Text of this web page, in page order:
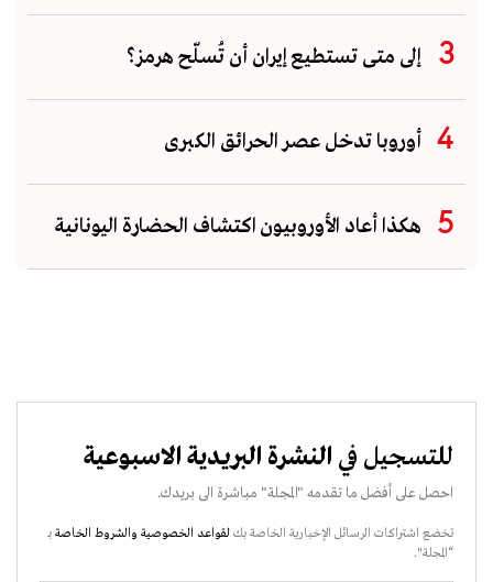
إلى متى تستطيع إيران أن تُسلّح هرمز؟
أوروبا تدخل عصر الحرائق الكبرى
هكذا أعاد الأوروبيون اكتشاف الحضارة اليونانية
للتسجيل في النشرة البريدية الاسبوعية
احصل على أفضل ما تقدمه "المجلة" مباشرة الى بريدك.
تخضع اشتراكات الرسائل الإخبارية الخاصة بك لقواعد الخصوصية والشروط الخاصة بـ
“المجلة".